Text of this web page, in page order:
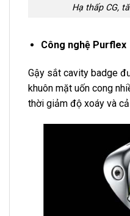
Hạ thấp CG,
Công nghệ Purflex
Gậy sắt cavity badge
khuôn mặt uốn cong
thời giảm độ xoáy và